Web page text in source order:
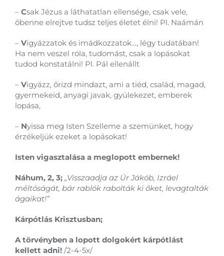
– Csak Jézus a láthatatlan ellensége, csak vele,
őbenne elrejtve tudsz teljes életet élni! Pl. Naámán
– Vigyázzatok és imádkozzatok…, légy tudatában!
Ha nem veszel róla, tudomást, csak a lopásokat
tudod konstatálni! Pl. Pál ellenállt
– Vigyázz, őrizd mindazt, ami a tiéd, család, magad,
gyermekeid, anyagi javak, gyülekezet, emberek
lopása,
– Nyissa meg Isten Szelleme a szemünket, hogy
érzékeljük ezeket a lopásokat!
Isten vigasztalása a meglopott embernek!
Náhum, 2, 3; „Visszaadja az Úr Jákób, Izráel
méltóságát, bár rablók rabolták ki őket, levagtalták
ágaikat!”
Kárpótlás Krisztusban;
A törvényben a lopott dolgokért kárpótlást
kellett adni! /2-4-5x/